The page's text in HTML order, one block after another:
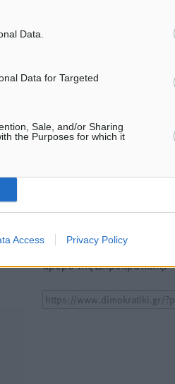
Data.
Data for Targeted
Sale, and/or Sharing
the Purposes for which it
Access Privacy Policy
05.08.26 · 16:44
Υπενθύμιση:
Για την μερική
είναι απαραίτητη η χρήση
παρακάτω παρεχόμενου
συνδέσμου παραπομπής
άρθρο της Δημοκρατικής.